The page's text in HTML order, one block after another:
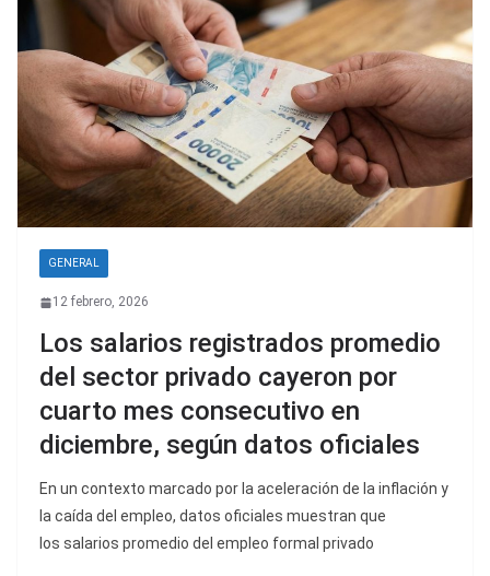
GENERAL
12 febrero, 2026
Los salarios registrados promedio
del sector privado cayeron por
cuarto mes consecutivo en
diciembre, según datos oficiales
En un contexto marcado por la aceleración de la inflación y
la caída del empleo, datos oficiales muestran que
los salarios promedio del empleo formal privado